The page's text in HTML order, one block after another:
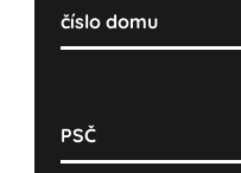
číslo domu
PSČ